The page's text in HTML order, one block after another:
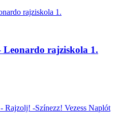
Leonardo rajziskola 1.